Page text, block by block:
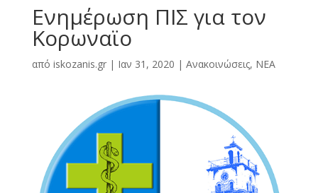
Ενημέρωση ΠΙΣ για τον
Κορωναϊο
από iskozanis.gr| Ιαν 31, 2020 | Ανακοινώσεις, ΝΕΑ